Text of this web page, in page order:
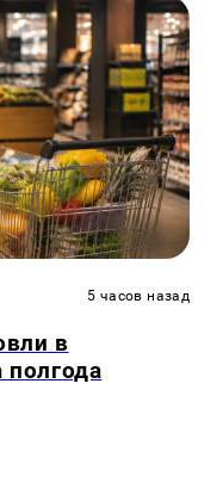
5 часов назад
в
полгода